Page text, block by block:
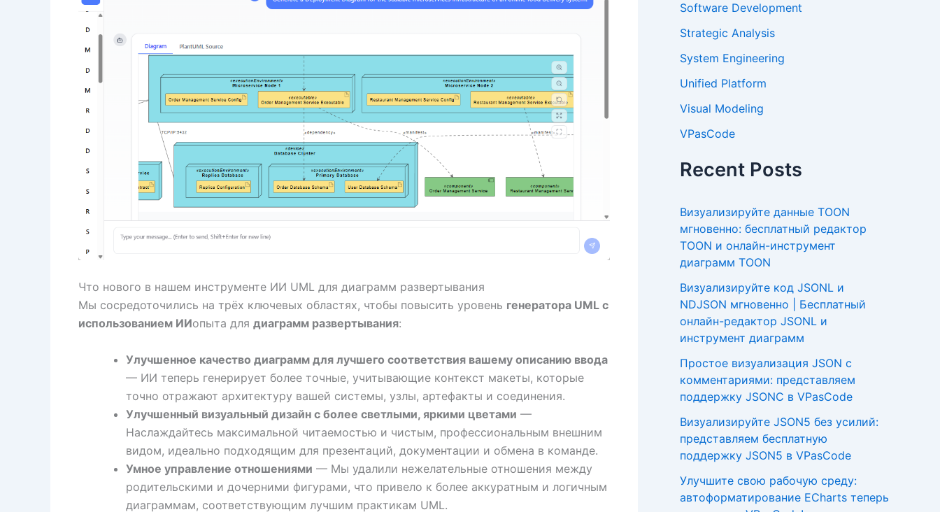
Что нового в нашем инструменте ИИ UML для диаграмм развертывания
Мы сосредоточились на трёх ключевых областях, чтобы повысить уровень генератора UML с
использованием ИИопыта для диаграмм развертывания:
Улучшенное качество диаграмм для лучшего соответствия вашему описанию ввода
— ИИ теперь генерирует более точные, учитывающие контекст макеты, которые
точно отражают архитектуру вашей системы, узлы, артефакты и соединения.
Улучшенный визуальный дизайн с более светлыми, яркими цветами —
Наслаждайтесь максимальной читаемостью и чистым, профессиональным внешним
видом, идеально подходящим для презентаций, документации и обмена в команде.
Умное управление отношениями — Мы удалили нежелательные отношения между
родительскими и дочерними фигурами, что привело к более аккуратным и логичным
диаграммам, соответствующим лучшим практикам UML.
Software Development
Strategic Analysis
System Engineering
Unified Platform
Visual Modeling
VPasCode
Recent Posts
Визуализируйте данные TOON
мгновенно: бесплатный редактор
TOON и онлайн-инструмент
диаграмм TOON
Визуализируйте код JSONL и
NDJSON мгновенно | Бесплатный
онлайн-редактор JSONL и
инструмент диаграмм
Простое визуализация JSON с
комментариями: представляем
поддержку JSONC в VPasCode
Визуализируйте JSON5 без усилий:
представляем бесплатную
поддержку JSON5 в VPasCode
Улучшите свою рабочую среду:
автоформатирование ECharts теперь